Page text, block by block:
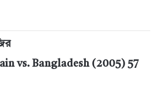
vs. Bangladesh (2005) 57